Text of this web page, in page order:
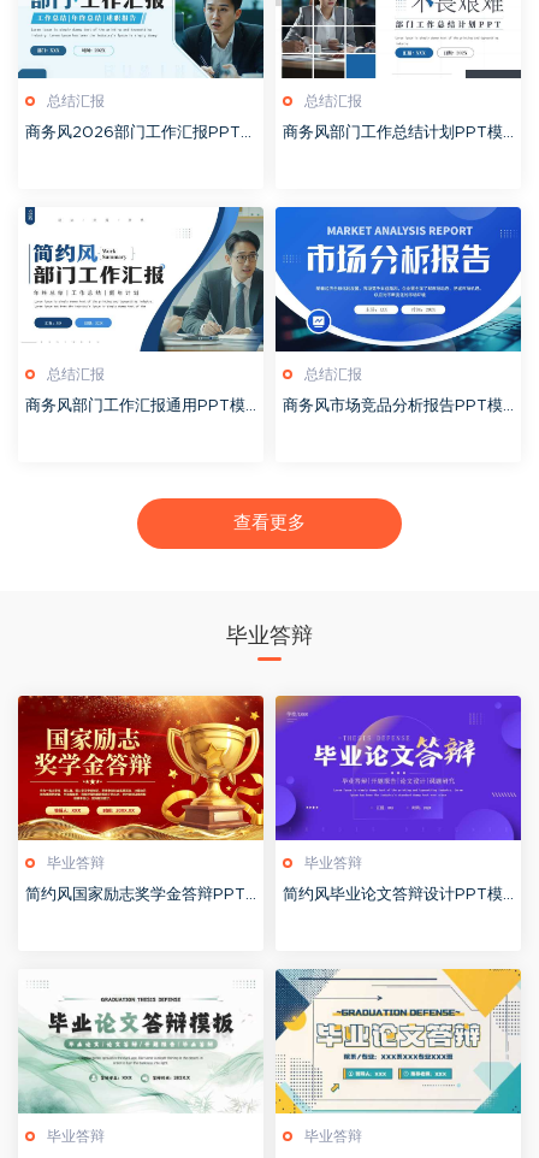
总结汇报
商务风2026部门工作汇报PPT模
总结汇报
商务风部门工作总结计划PPT模
总结汇报
商务风部门工作汇报通用PPT模
总结汇报
商务风市场竞品分析报告PPT模
查看更多
毕业答辩
毕业答辩
简约风国家励志奖学金答辩PPT
毕业答辩
简约风毕业论文答辩设计PPT模
毕业答辩 毕业答辩